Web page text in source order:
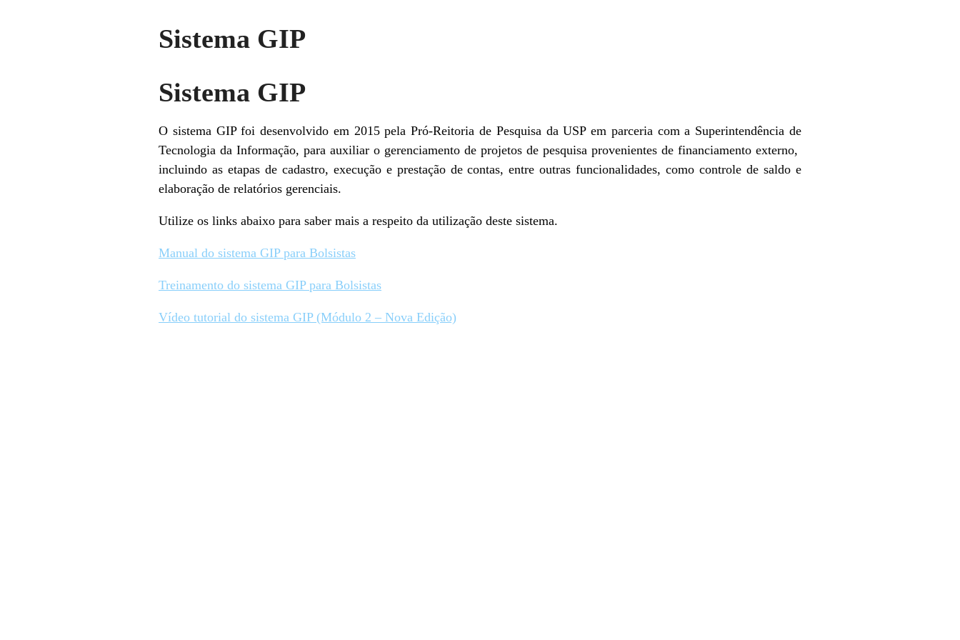
Sistema GIP
Sistema GIP
O sistema GIP foi desenvolvido em 2015 pela Pró-Reitoria de Pesquisa da USP em parceria com a Superintendência de
Tecnologia da Informação, para auxiliar o gerenciamento de projetos de pesquisa provenientes de financiamento externo,
incluindo as etapas de cadastro, execução e prestação de contas, entre outras funcionalidades, como controle de saldo e
elaboração de relatórios gerenciais.
Utilize os links abaixo para saber mais a respeito da utilização deste sistema.
Manual do sistema GIP para Bolsistas
Treinamento do sistema GIP para Bolsistas
Vídeo tutorial do sistema GIP (Módulo 2 – Nova Edição)